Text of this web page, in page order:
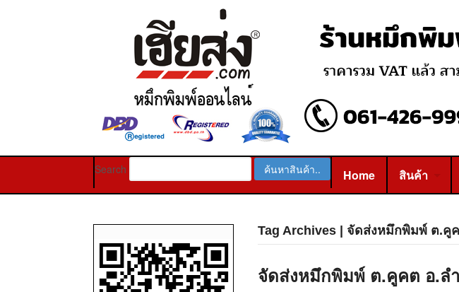
Search Home สินค้า
Tag Archives | จัดส่งหมึกพิมพ์ ต.คู
จัดส่งหมึกพิมพ์ ต.คูคต อ.ล